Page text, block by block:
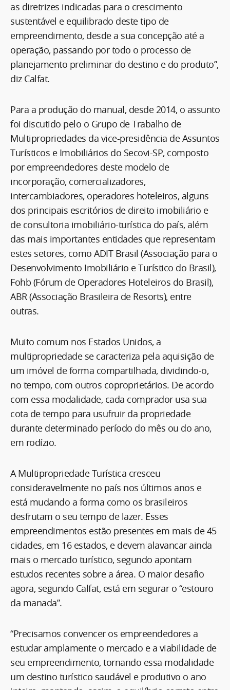
as diretrizes indicadas para o crescimento
sustentável e equilibrado deste tipo de
empreendimento, desde a sua concepção até a
operação, passando por todo o processo de
planejamento preliminar do destino e do produto”,
diz Calfat.
Para a produção do manual, desde 2014, o assunto
foi discutido pelo o Grupo de Trabalho de
Multipropriedades da vice-presidência de Assuntos
Turísticos e Imobiliários do Secovi-SP, composto
por empreendedores deste modelo de
incorporação, comercializadores,
intercambiadores, operadores hoteleiros, alguns
dos principais escritórios de direito imobiliário e
de consultoria imobiliário-turística do país, além
das mais importantes entidades que representam
estes setores, como ADIT Brasil (Associação para o
Desenvolvimento Imobiliário e Turístico do Brasil),
Fohb (Fórum de Operadores Hoteleiros do Brasil),
ABR (Associação Brasileira de Resorts), entre
outras.
Muito comum nos Estados Unidos, a
multipropriedade se caracteriza pela aquisição de
um imóvel de forma compartilhada, dividindo-o,
no tempo, com outros coproprietários. De acordo
com essa modalidade, cada comprador usa sua
cota de tempo para usufruir da propriedade
durante determinado período do mês ou do ano,
em rodízio.
A Multipropriedade Turística cresceu
consideravelmente no país nos últimos anos e
está mudando a forma como os brasileiros
desfrutam o seu tempo de lazer. Esses
empreendimentos estão presentes em mais de 45
cidades, em 16 estados, e devem alavancar ainda
mais o mercado turístico, segundo apontam
estudos recentes sobre a área. O maior desafio
agora, segundo Calfat, está em segurar o “estouro
da manada”.
“Precisamos convencer os empreendedores a
estudar amplamente o mercado e a viabilidade de
seu empreendimento, tornando essa modalidade
um destino turístico saudável e produtivo o ano